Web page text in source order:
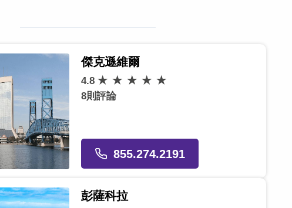
傑克遜維爾
4.8
8則評論
855.274.2191
彭薩科拉